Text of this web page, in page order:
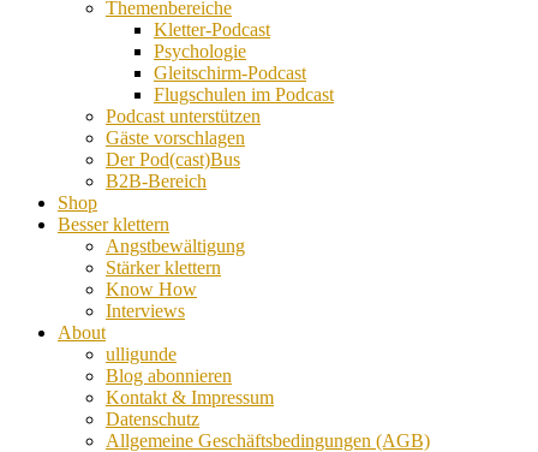
Themenbereiche
Kletter-Podcast
Psychologie
Gleitschirm-Podcast
Flugschulen im Podcast
Podcast unterstützen
Gäste vorschlagen
Der Pod(cast)Bus
B2B-Bereich
Shop
Besser klettern
Angstbewältigung
Stärker klettern
Know How
Interviews
About
ulligunde
Blog abonnieren
Kontakt & Impressum
Datenschutz
Allgemeine Geschäftsbedingungen (AGB)